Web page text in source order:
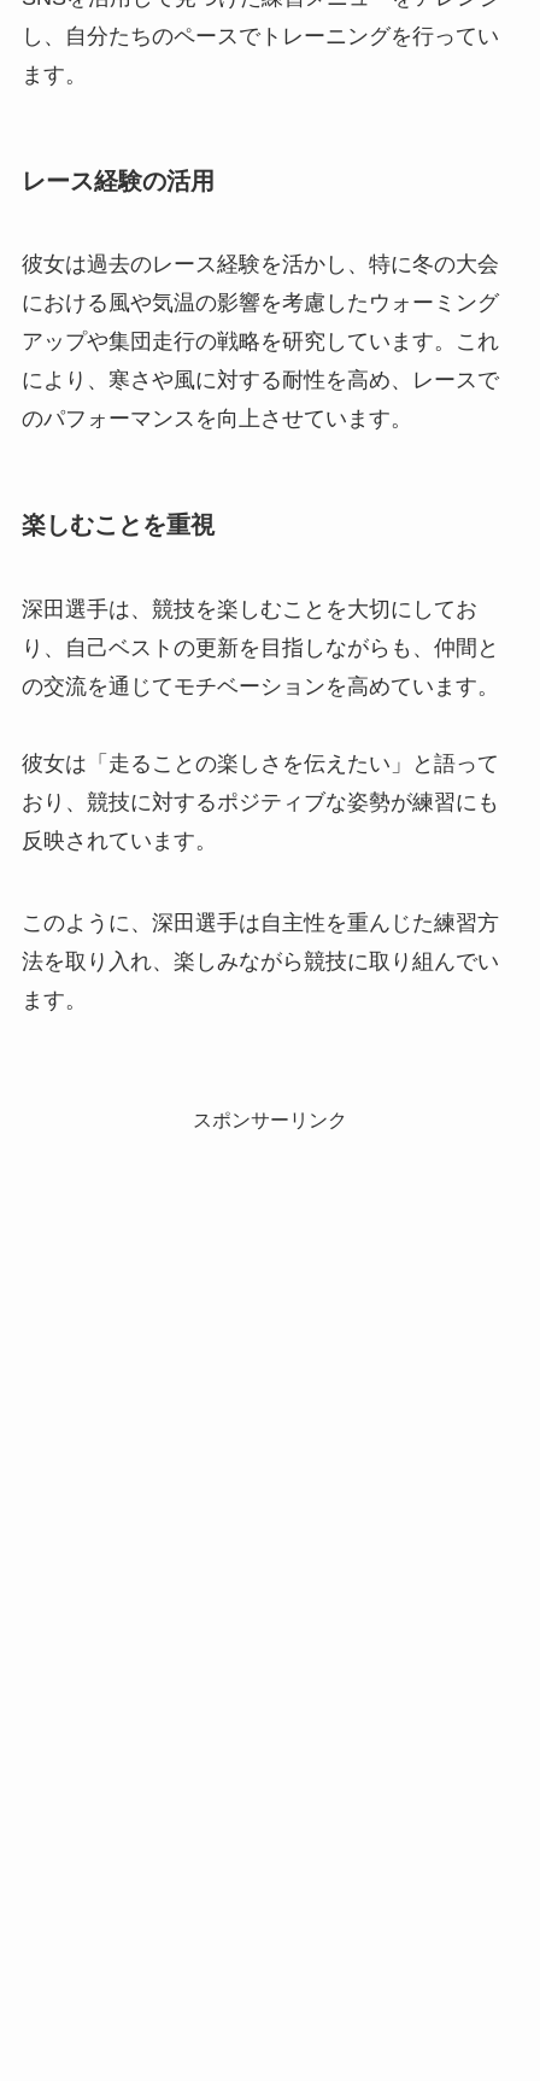
し、自分たちのペースでトレーニングを行ってい
ます。
レース経験の活用
彼女は過去のレース経験を活かし、特に冬の大会
における風や気温の影響を考慮したウォーミング
アップや集団走行の戦略を研究しています。これ
により、寒さや風に対する耐性を高め、レースで
のパフォーマンスを向上させています。
楽しむことを重視
深田選手は、競技を楽しむことを大切にしてお
り、自己ベストの更新を目指しながらも、仲間と
の交流を通じてモチベーションを高めています。
彼女は「走ることの楽しさを伝えたい」と語って
おり、競技に対するポジティブな姿勢が練習にも
反映されています。
このように、深田選手は自主性を重んじた練習方
法を取り入れ、楽しみながら競技に取り組んでい
ます。
スポンサーリンク